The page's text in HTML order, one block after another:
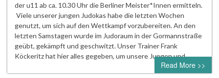
der u11 ab ca. 10.30 Uhr die Berliner Meister*Innen ermitteln.
Viele unserer jungen Judokas habe die letzten Wochen
genutzt, um sich auf den Wettkampf vorzubereiten. An den
letzten Samstagen wurde im Judoraum in der Gormannstraße
geübt, gekämpft und geschwitzt. Unser Trainer Frank
Köckeritz hat hier alles gegeben, um unsere Jungen und…
Read More >>